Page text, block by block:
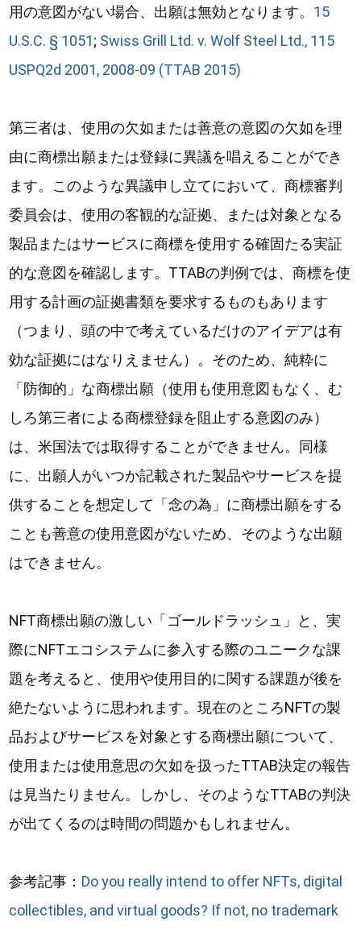
用の意図がない場合、出願は無効となります。 15
U.S.C. § 1051; Swiss Grill Ltd. v. Wolf Steel Ltd., 115
USPQ2d 2001, 2008-09 (TTAB 2015)
第三者は、使用の欠如または善意の意図の欠如を理
由に商標出願または登録に異議を唱えることができ
ます。このような異議申し立てにおいて、商標審判
委員会は、使用の客観的な証拠、または対象となる
製品またはサービスに商標を使用する確固たる実証
的な意図を確認します。TTABの判例では、商標を使
用する計画の証拠書類を要求するものもあります
（つまり、頭の中で考えているだけのアイデアは有
効な証拠にはなりえません）。そのため、純粋に
「防御的」な商標出願（使用も使用意図もなく、む
しろ第三者による商標登録を阻止する意図のみ）
は、米国法では取得することができません。同様
に、出願人がいつか記載された製品やサービスを提
供することを想定して「念の為」に商標出願をする
ことも善意の使用意図がないため、そのような出願
はできません。
NFT商標出願の激しい「ゴールドラッシュ」と、実
際にNFTエコシステムに参入する際のユニークな課
題を考えると、使用や使用目的に関する課題が後を
絶たないように思われます。現在のところNFTの製
品およびサービスを対象とする商標出願について、
使用または使用意思の欠如を扱ったTTAB決定の報告
は見当たりません。しかし、そのようなTTABの判決
が出てくるのは時間の問題かもしれません。
参考記事： Do you really intend to offer NFTs, digital
collectibles, and virtual goods? If not, no trademark